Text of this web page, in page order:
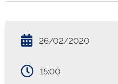
26/02/2020
15:00